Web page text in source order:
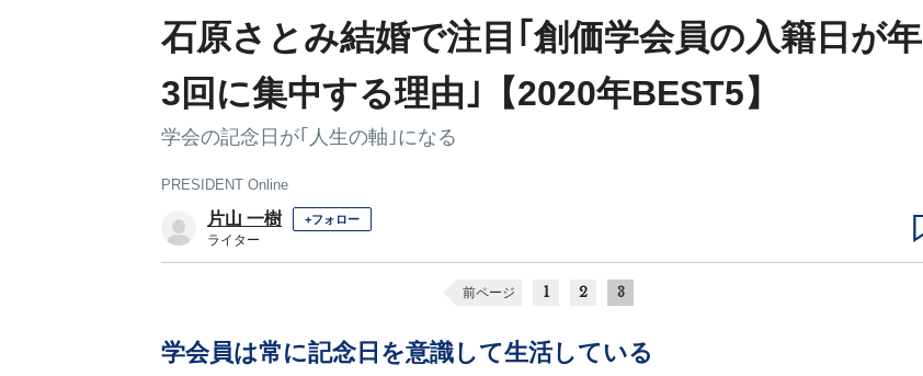
石原さとみ結婚で注目｢創価学会員の入籍日が年
3回に集中する理由｣【2020年BEST5】
学会の記念日が｢人生の軸｣になる
PRESIDENT Online
片山 一樹 +フォロー
ライター
前ページ 1 2 3
学会員は常に記念日を意識して生活している